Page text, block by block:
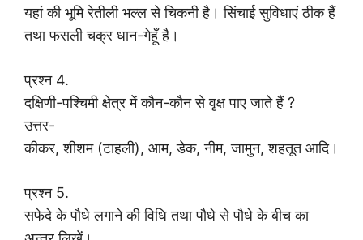
यहां की भूमि रेतीली भल्ल से चिकनी है। सिंचाई सुविधाएं ठीक हैं
तथा फसली चक्र धान-गेहूँ है।
प्रश्न 4.
दक्षिणी-पश्चिमी क्षेत्र में कौन-कौन से वृक्ष पाए जाते हैं ?
उत्तर-
कीकर, शीशम (टाहली), आम, डेक, नीम, जामुन, शहतूत आदि।
प्रश्न 5.
सफेदे के पौधे लगाने की विधि तथा पौधे से पौधे के बीच का